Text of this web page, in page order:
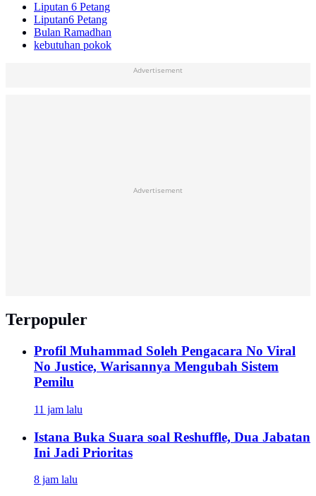
Liputan 6 Petang
Liputan6 Petang
Bulan Ramadhan
kebutuhan pokok
Advertisement
Advertisement
Terpopuler
Profil Muhammad Soleh Pengacara No Viral
No Justice, Warisannya Mengubah Sistem
Pemilu
11 jam lalu
Istana Buka Suara soal Reshuffle, Dua Jabatan
Ini Jadi Prioritas
8 jam lalu